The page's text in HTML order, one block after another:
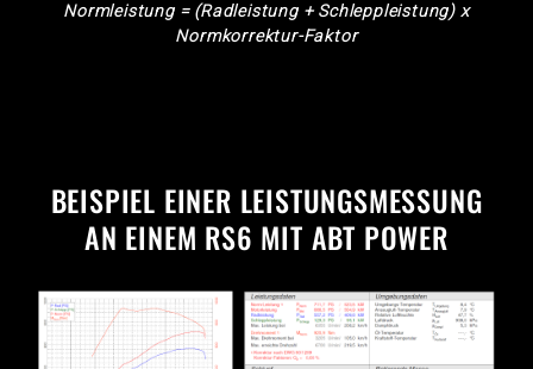
Normleistung = (Radleistung + Schleppleistung) x
Normkorrektur-Faktor
BEISPIEL EINER LEISTUNGSMESSUNG
AN EINEM RS6 MIT ABT POWER